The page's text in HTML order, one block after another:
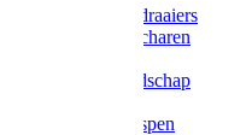
Schroevendraaiers
Tangen / Scharen
Meetgereedschap
Vijlen / Raspen